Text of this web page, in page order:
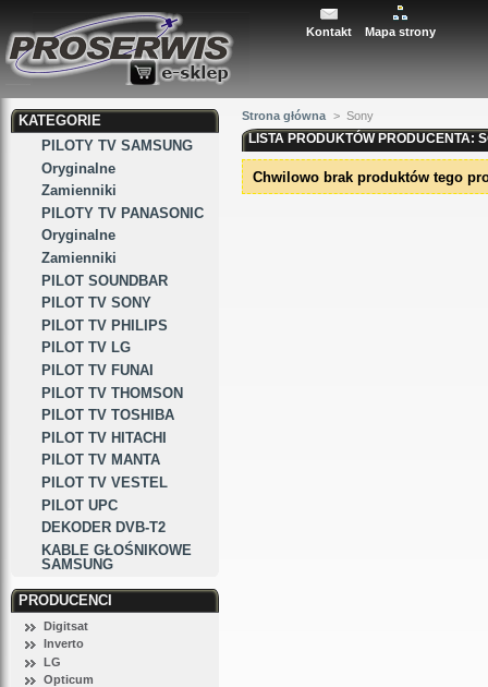
Kontakt Mapa strony
KATEGORIE
PILOTY TV SAMSUNG
Oryginalne
Zamienniki
PILOTY TV PANASONIC
Oryginalne
Zamienniki
PILOT SOUNDBAR
PILOT TV SONY
PILOT TV PHILIPS
PILOT TV LG
PILOT TV FUNAI
PILOT TV THOMSON
PILOT TV TOSHIBA
PILOT TV HITACHI
PILOT TV MANTA
PILOT TV VESTEL
PILOT UPC
DEKODER DVB-T2
KABLE GŁOŚNIKOWE
SAMSUNG
PRODUCENCI
Digitsat
Inverto
LG
Opticum
Strona główna > Sony
LISTA PRODUKTÓW PRODUCENTA:
Chwilowo brak produktów tego